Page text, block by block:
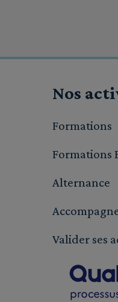
Nos
Formations
Formations
Alternance
Valider ses